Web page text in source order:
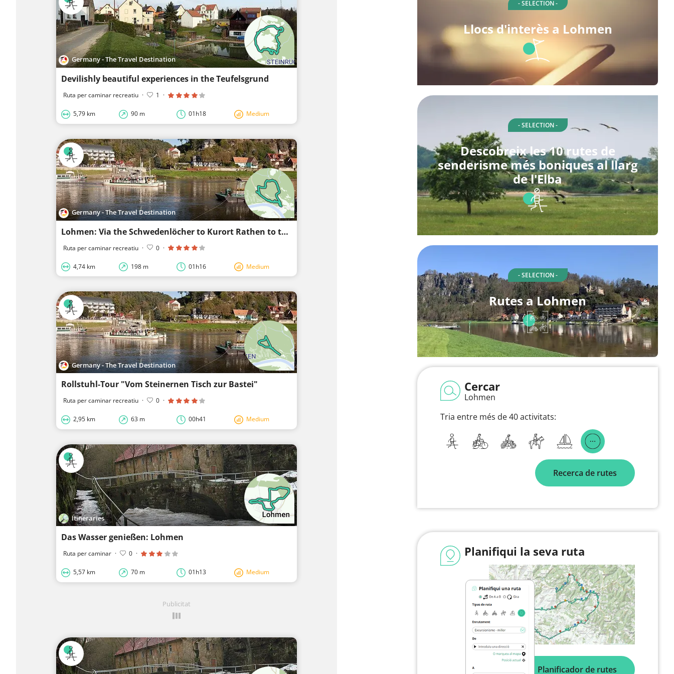
Germany - The Travel Destination
Devilishly beautiful experiences in the Teufelsgrund
Ruta per caminar recreatiu · 1 ·
5,79 km 90 m 01h18 Medium
Germany - The Travel Destination
Lohmen: Via the Schwedenlöcher to Kurort Rathen to the bastion
Ruta per caminar recreatiu · 0 ·
4,74 km 198 m 01h16 Medium
Germany - The Travel Destination
Rollstuhl-Tour "Vom Steinernen Tisch zur Bastei"
Ruta per caminar recreatiu · 0 ·
2,95 km 63 m 00h41 Medium
Itineraries
Das Wasser genießen: Lohmen
Ruta per caminar · 0 ·
5,57 km 70 m 01h13 Medium
Publicitat
- SELECTION -
Llocs d'interès a Lohmen
- SELECTION -
Descobreix les 10 rutes de
senderisme més boniques al llarg
de l'Elba
- SELECTION -
Rutes a Lohmen
Cercar
Lohmen
Tria entre més de 40 activitats:
Recerca de rutes
Planifiqui la seva ruta
Planificador de rutes